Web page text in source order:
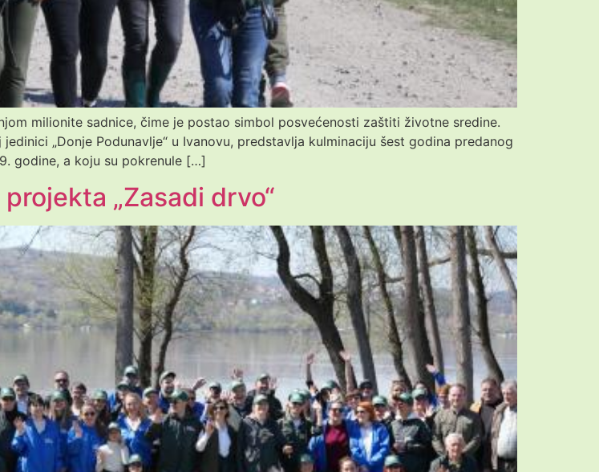
milionite sadnice, čime je postao simbol posvećenosti zaštiti životne sredine.
„Donje Podunavlje“ u Ivanovu, predstavlja kulminaciju šest godina predanog
godine, a koju su pokrenule […]
„Zasadi drvo“